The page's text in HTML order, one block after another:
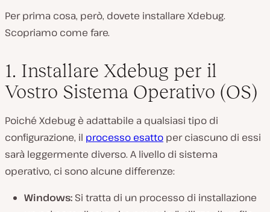
Per prima cosa, però, dovete installare Xdebug.
Scopriamo come fare.
1. Installare Xdebug per il
Vostro Sistema Operativo (OS)
Poiché Xdebug è adattabile a qualsiasi tipo di
configurazione, il processo esatto per ciascuno di essi
sarà leggermente diverso. A livello di sistema
operativo, ci sono alcune differenze:
Windows: Si tratta di un processo di installazione